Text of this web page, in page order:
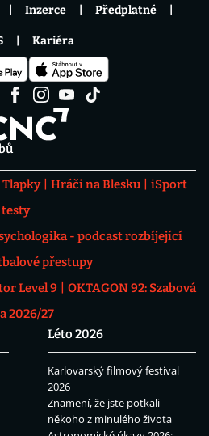
Tlapky Hráči na Blesku
iSport
- podcast rozbíjející
přestupy
Level 9
OKTAGON 92: Szabová
2026/27
Léto 2026
Karlovarský filmový festival
2026
Znamení, že jste potkali
někoho z minulého života
Inzerce Předplatné
Kariéra